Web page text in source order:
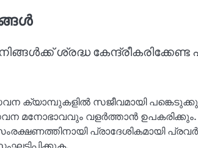
ശ്രദ്ധ
ക്യാമ്പുകളിൽ സജീവമായി
വളർത്താൻ ഉപകരിക്കും.
പ്രാദേശികമായി